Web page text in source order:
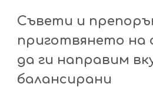
при
на
Съвети и
приготвянето на
да ги направим
балансирани